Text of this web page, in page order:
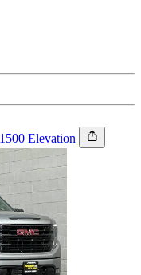
Elevation